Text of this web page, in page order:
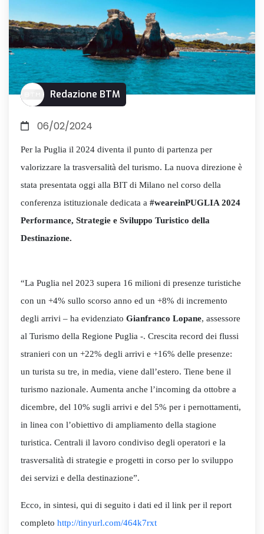
Redazione BTM
06/02/2024
Per la Puglia il 2024 diventa il punto di partenza per
valorizzare la trasversalità del turismo. La nuova direzione è
stata presentata oggi alla BIT di Milano nel corso della
conferenza istituzionale dedicata a #weareinPUGLIA 2024
Performance, Strategie e Sviluppo Turistico della
Destinazione.
“La Puglia nel 2023 supera 16 milioni di presenze turistiche
con un +4% sullo scorso anno ed un +8% di incremento
degli arrivi – ha evidenziato Gianfranco Lopane, assessore
al Turismo della Regione Puglia -. Crescita record dei flussi
stranieri con un +22% degli arrivi e +16% delle presenze:
un turista su tre, in media, viene dall’estero. Tiene bene il
turismo nazionale. Aumenta anche l’incoming da ottobre a
dicembre, del 10% sugli arrivi e del 5% per i pernottamenti,
in linea con l’obiettivo di ampliamento della stagione
turistica. Centrali il lavoro condiviso degli operatori e la
trasversalità di strategie e progetti in corso per lo sviluppo
dei servizi e della destinazione”.
Ecco, in sintesi, qui di seguito i dati ed il link per il report
completo http://tinyurl.com/464k7rxt